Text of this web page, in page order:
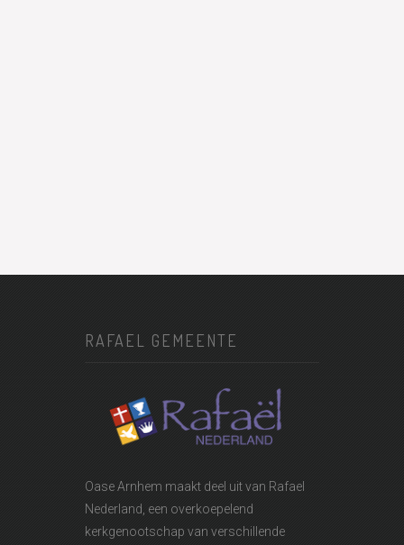
RAFAEL GEMEENTE
Oase Arnhem maakt deel uit van Rafael
Nederland , een overkoepelend
kerkgenootschap van verschillende